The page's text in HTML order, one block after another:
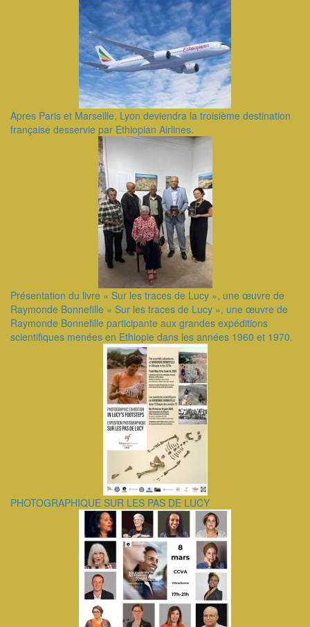
Apres Paris et Marseille, Lyon deviendra la troisième destination
française desservie par Ethiopian Airlines.
Présentation du livre « Sur les traces de Lucy », une œuvre de
Raymonde Bonnefille ​« Sur les traces de Lucy », une œuvre de
Raymonde Bonnefille participante aux grandes expéditions
scientifiques menées en Ethiopie dans les années 1960 et 1970.
PHOTOGRAPHIQUE SUR LES PAS DE LUCY